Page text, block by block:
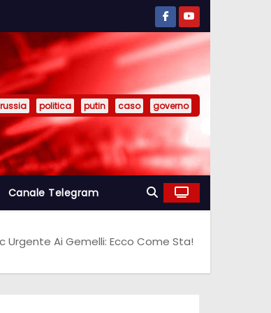
russia politica putin caso governo
Canale Telegram
Urgente Ai Gemelli: Ecco Come Sta!